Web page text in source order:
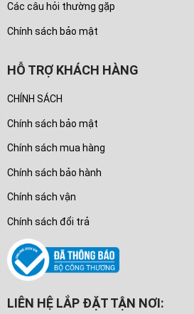
Các câu hỏi thường gặp
Chính sách bảo mật
HỖ TRỢ KHÁCH HÀNG
CHÍNH SÁCH
Chính sách bảo mật
Chính sách mua hàng
Chính sách bảo hành
Chính sách vận
Chính sách đổi trả
LIÊN HỆ LẮP ĐẶT TẬN NƠI: